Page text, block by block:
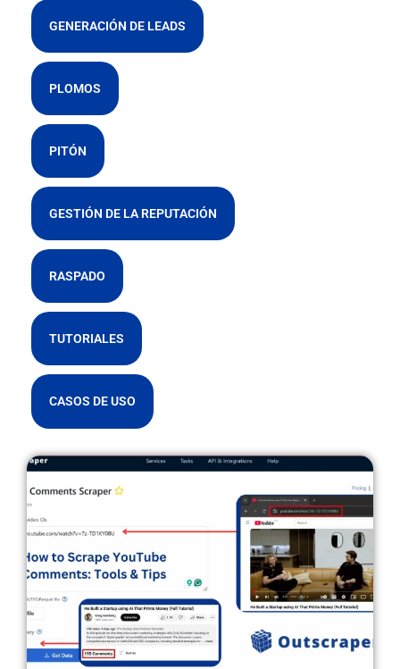
GENERACIÓN DE LEADS
PLOMOS
PITÓN
GESTIÓN DE LA REPUTACIÓN
RASPADO
TUTORIALES
CASOS DE USO